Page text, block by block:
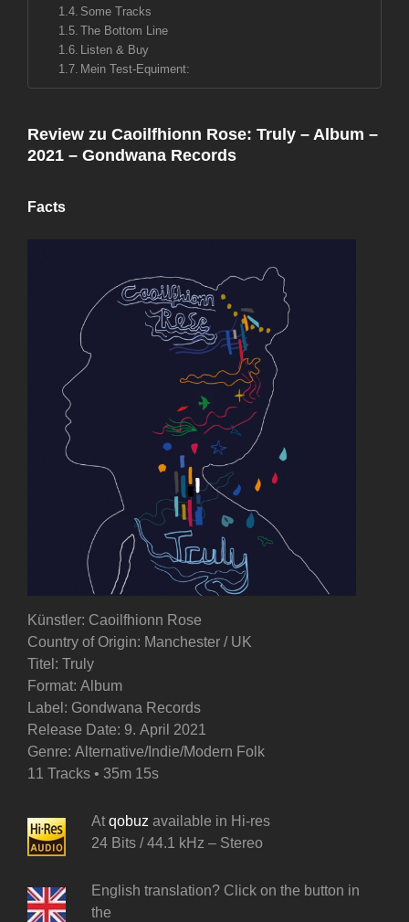
Some Tracks
The Bottom Line
Listen & Buy
Mein Test-Equiment:
Review zu Caoilfhionn Rose: Truly – Album –
2021 – Gondwana Records
Facts
Künstler: Caoilfhionn Rose
Country of Origin: Manchester / UK
Titel: Truly
Format: Album
Label: Gondwana Records
Release Date: 9. April 2021
Genre: Alternative/Indie/Modern Folk
11 Tracks • 35m 15s
Atqobuz available in Hi-res
24 Bits / 44.1 kHz – Stereo
English translation? Click on the button in
the